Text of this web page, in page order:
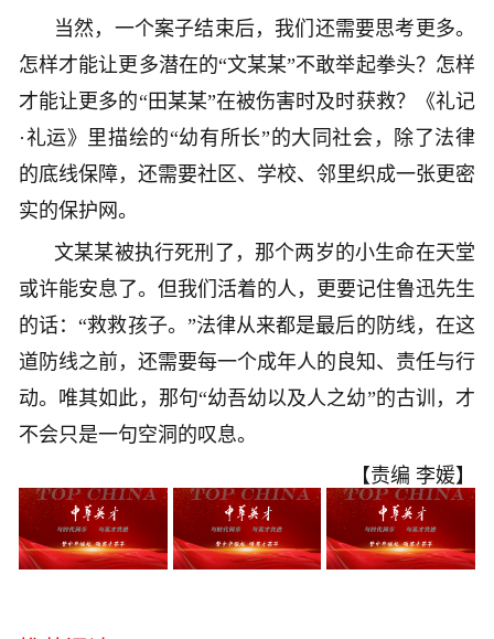
当然，一个案子结束后，我们还需要思考更多。
怎样才能让更多潜在的“文某某”不敢举起拳头？怎样
才能让更多的“田某某”在被伤害时及时获救？《礼记
·礼运》里描绘的“幼有所长”的大同社会，除了法律
的底线保障，还需要社区、学校、邻里织成一张更密
实的保护网。
文某某被执行死刑了，那个两岁的小生命在天堂
或许能安息了。但我们活着的人，更要记住鲁迅先生
的话：“救救孩子。”法律从来都是最后的防线，在这
道防线之前，还需要每一个成年人的良知、责任与行
动。唯其如此，那句“幼吾幼以及人之幼”的古训，才
不会只是一句空洞的叹息。
【责编 李媛】